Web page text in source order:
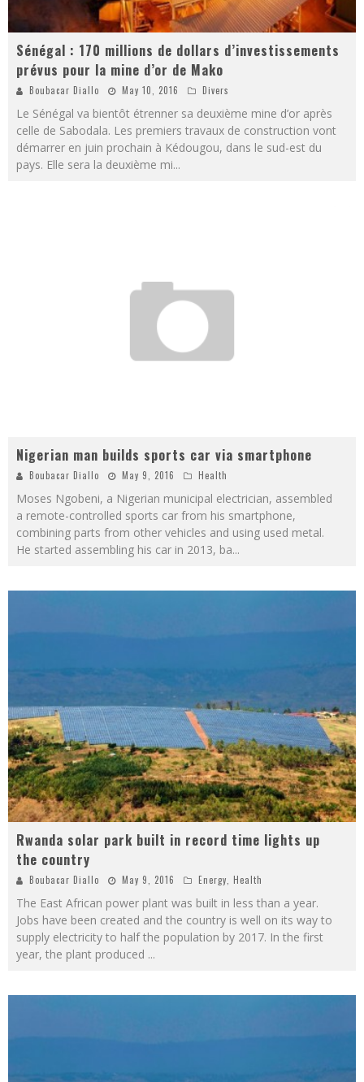
Sénégal : 170 millions de dollars d’investissements
prévus pour la mine d’or de Mako
Boubacar Diallo May 10, 2016 Divers
Le Sénégal va bientôt étrenner sa deuxième mine d’or après
celle de Sabodala. Les premiers travaux de construction vont
démarrer en juin prochain à Kédougou, dans le sud-est du
pays. Elle sera la deuxième mi...
Nigerian man builds sports car via smartphone
Boubacar Diallo May 9, 2016 Health
Moses Ngobeni, a Nigerian municipal electrician, assembled
a remote-controlled sports car from his smartphone,
combining parts from other vehicles and using used metal.
He started assembling his car in 2013, ba...
Rwanda solar park built in record time lights up
the country
Boubacar Diallo May 9, 2016 Energy, Health
The East African power plant was built in less than a year.
Jobs have been created and the country is well on its way to
supply electricity to half the population by 2017. In the first
year, the plant produced ...